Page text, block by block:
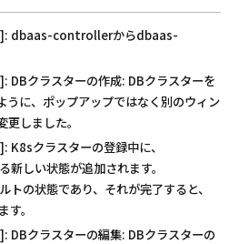
dbaas-controllerからdbaas-
DBクラスターの作成: DBクラスターを
うに、ポップアップではなく別のウィン
しました。
クラスターの登録中に、
しい状態が追加されます。
の状態であり、それが完了すると、
。
DBクラスターの編集: DBクラスターの